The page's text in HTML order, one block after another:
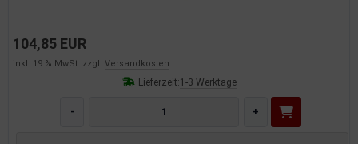
104,85 EUR
inkl. 19 % MwSt. zzgl. Versandkosten
Lieferzeit:1-3 Werktage
- +